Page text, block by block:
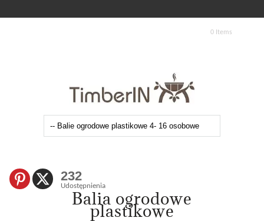
0 Items
232
Udostępnienia
Balia ogrodowe
plastikowe